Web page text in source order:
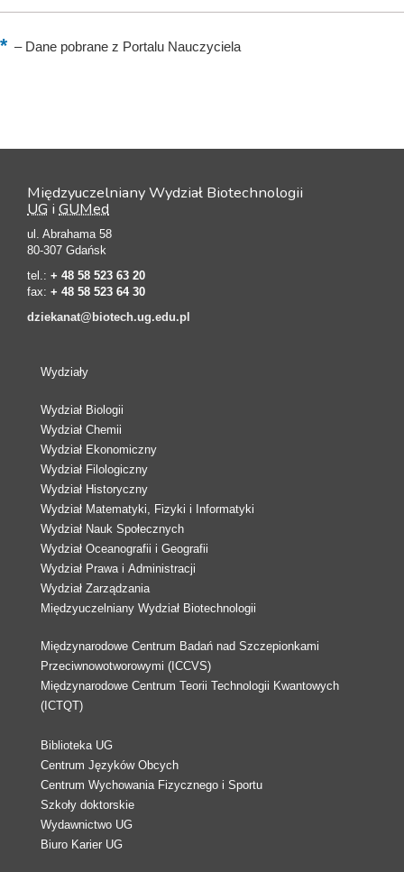
–Dane pobrane z Portalu Nauczyciela
Międzyuczelniany Wydział Biotechnologii
UG i GUMed
ul. Abrahama 58
80-307 Gdańsk
tel.: + 48 58 523 63 20
fax: + 48 58 523 64 30
dziekanat@biotech.ug.edu.pl
Wydziały
Wydział Biologii
Wydział Chemii
Wydział Ekonomiczny
Wydział Filologiczny
Wydział Historyczny
Wydział Matematyki, Fizyki i Informatyki
Wydział Nauk Społecznych
Wydział Oceanografii i Geografii
Wydział Prawa i Administracji
Wydział Zarządzania
Międzyuczelniany Wydział Biotechnologii
Międzynarodowe Centrum Badań nad Szczepionkami
Przeciwnowotworowymi (ICCVS)
Międzynarodowe Centrum Teorii Technologii Kwantowych
(ICTQT)
Biblioteka UG
Centrum Języków Obcych
Centrum Wychowania Fizycznego i Sportu
Szkoły doktorskie
Wydawnictwo UG
Biuro Karier UG